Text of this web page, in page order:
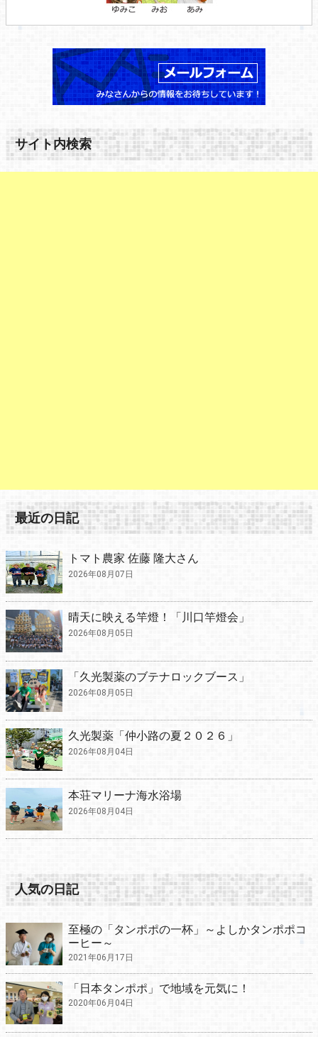
サイト内検索
最近の日記
トマト農家 佐藤 隆大さん
2026年08月07日
晴天に映える竿燈！「川口竿燈会」
2026年08月05日
「久光製薬のブテナロックブース」
2026年08月05日
久光製薬「仲小路の夏２０２６」
2026年08月04日
本荘マリーナ海水浴場
2026年08月04日
人気の日記
至極の「タンポポの一杯」～よしかタンポポコ
ーヒー～
2021年06月17日
「日本タンポポ」で地域を元気に！
2020年06月04日